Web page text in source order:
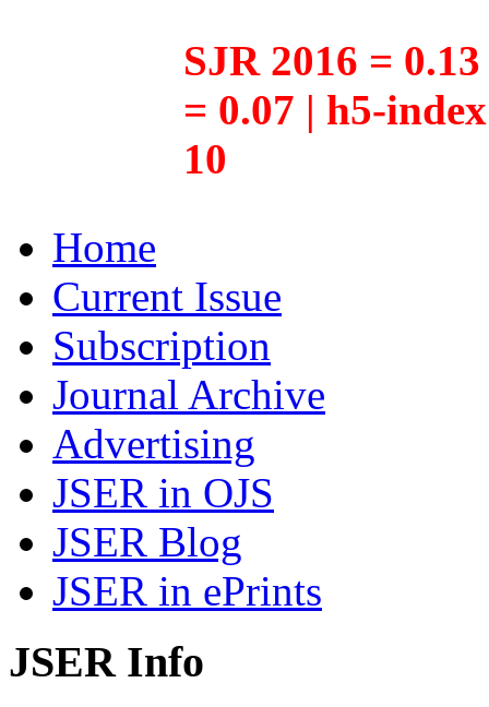
SJR 2016 =
= 0.07 | h5-
10
Home
Current Issue
Subscription
Journal Archive
Advertising
JSER in OJS
JSER Blog
JSER in ePrints
JSER Info